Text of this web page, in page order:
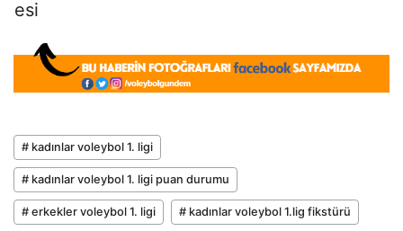
esi
# kadınlar voleybol 1. ligi
# kadınlar voleybol 1. ligi puan durumu
# erkekler voleybol 1. ligi # kadınlar voleybol 1.lig fikstürü